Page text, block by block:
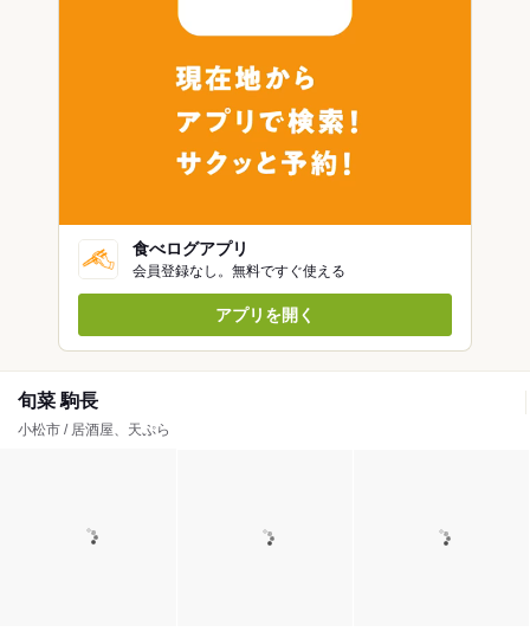
食べログアプリ
会員登録なし。無料ですぐ使える
アプリを開く
旬菜 駒長
小松市 / 居酒屋、天ぷら